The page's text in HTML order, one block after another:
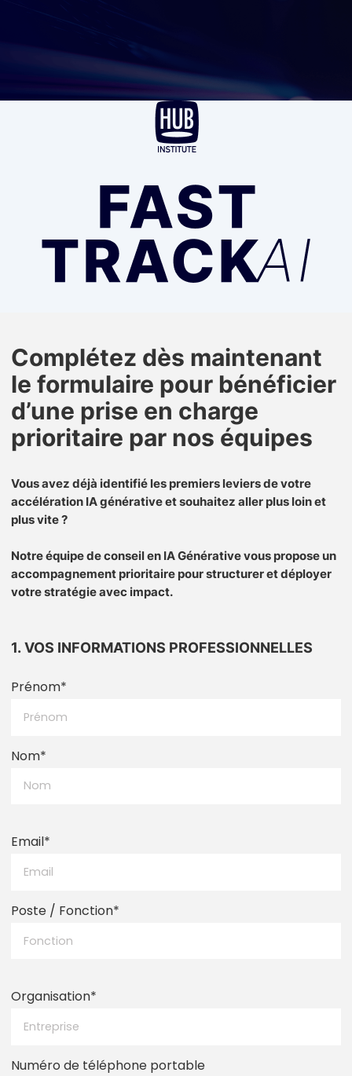
Complétez dès maintenant
le formulaire pour bénéficier
d’une prise en charge
prioritaire par nos équipes
Vous avez déjà identifié les premiers leviers de votre
accélération IA générative et souhaitez aller plus loin et
plus vite ?
Notre équipe de conseil en IA Générative vous propose un
accompagnement prioritaire pour structurer et déployer
votre stratégie avec impact.
1. VOS INFORMATIONS PROFESSIONNELLES
Prénom*
Nom*
Email*
Poste / Fonction*
Organisation*
Numéro de téléphone portable